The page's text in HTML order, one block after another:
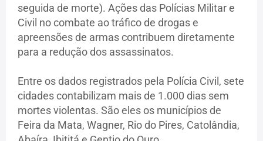
seguida de morte). Ações das Polícias Militar e
Civil no combate ao tráfico de drogas e
apreensões de armas contribuem diretamente
para a redução dos assassinatos.
Entre os dados registrados pela Polícia Civil, sete
cidades contabilizam mais de 1.000 dias sem
mortes violentas. São eles os municípios de
Feira da Mata, Wagner, Rio do Pires, Catolândia,